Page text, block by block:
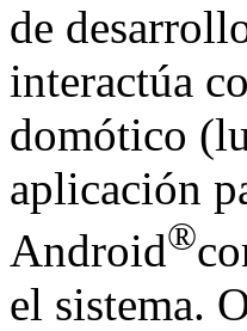
de
interactúa
domótico
aplicación
Android®
el sistema.